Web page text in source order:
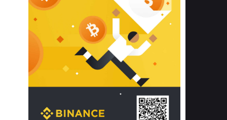
động của giấc ngủ và môi trường
phòng ngủ đối với sức khỏe con
người tại Sleep Foundation (External
Link) để có cái nhìn toàn diện hơn.
2. Các tiêu chí vàng khi lựa chọn
chăn ga gối đệm cao cấp cho phòng
ngủ
Để sở hữu một bộ chăn ga gối đệm
cao cấp hoàn hảo cả về thẩm mỹ lẫn
công năng, người tiêu dùng cần cân
nhắc kỹ lưỡng các tiêu chí quan trọng